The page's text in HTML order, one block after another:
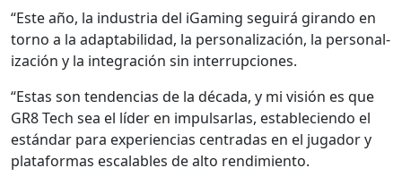
“Este año, la indus­tria del iGam­ing seguirá giran­do en
torno a la adapt­abil­i­dad, la per­son­al­ización, la per­son­al­
ización y la inte­gración sin inter­rup­ciones.
“Estas son ten­den­cias de la déca­da, y mi visión es que
GR8 Tech sea el líder en impul­sar­las, estable­cien­do el
están­dar para expe­ri­en­cias cen­tradas en el jugador y
platafor­mas escal­ables de alto rendimien­to.